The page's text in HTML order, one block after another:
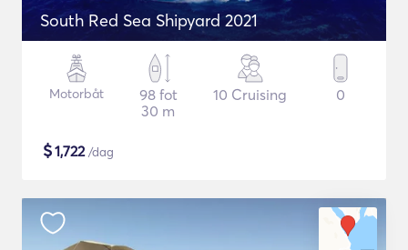
South Red Sea Shipyard 2021
Motorbåt
98 fot
30 m
10 Cruising 0
$1,722/dag